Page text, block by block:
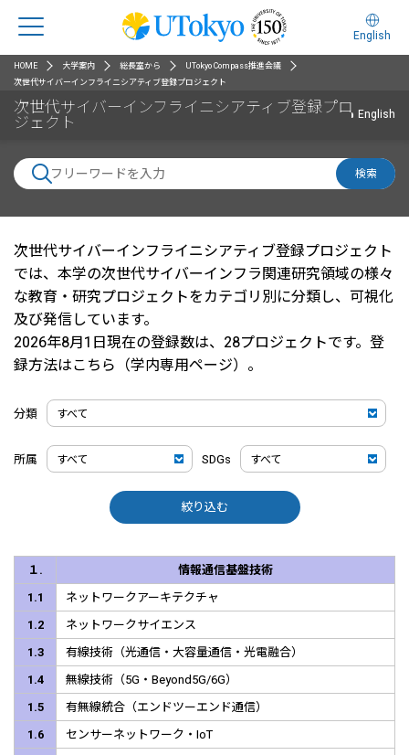
English
HOME 大学案内 総長室から
UTokyo Compass推進会議
次世代サイバーインフライニシアティブ登録プロジェクト
次世代サイバーインフライニシアティブ登録プロ
ジェクト
English
検索
次世代サイバーインフライニシアティブ登録プロジェクト
では、本学の次世代サイバーインフラ関連研究領域の様々
な教育・研究プロジェクトをカテゴリ別に分類し、可視化
及び発信しています。
2026年8月1日現在の登録数は、28プロジェクトです。 登
録方法はこちら（学内専用ページ） 。
分類
所属 SDGs
絞り込む
１.
情報通信基盤技術
1.1
ネットワークアーキテクチャ
1.2
ネットワークサイエンス
1.3
有線技術（光通信・大容量通信・光電融合）
1.4
無線技術（5G・Beyond5G/6G）
1.5
有無線統合（エンドツーエンド通信）
1.6
センサーネットワーク・IoT